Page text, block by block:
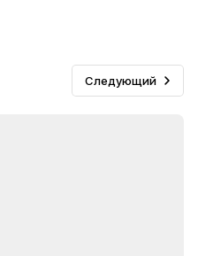
Следующий